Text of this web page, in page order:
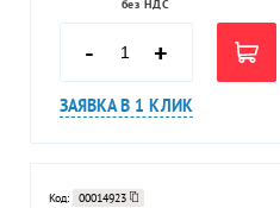
без НДС
- +
ЗАЯВКА В 1 КЛИК
Код: 00014923